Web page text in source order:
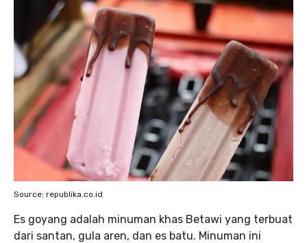
Source: republika.co.id
Es goyang adalah minuman khas Betawi yang terbuat
dari santan, gula aren, dan es batu. Minuman ini